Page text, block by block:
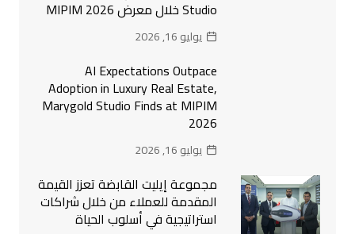
Studio خلال معرض MIPIM 2026
يوليو 16, 2026
AI Expectations Outpace
Adoption in Luxury Real Estate,
Marygold Studio Finds at MIPIM
2026
يوليو 16, 2026
مجموعة إيليت القابضة تعزز القيمة
المقدمة للعملاء من خلال شراكات
استراتيجية في أسلوب الحياة